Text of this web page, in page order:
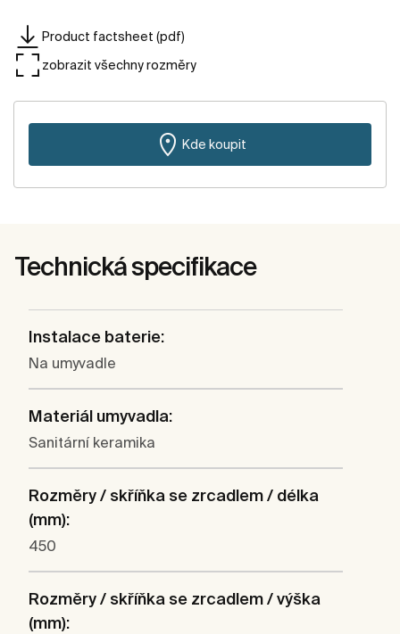
Product factsheet (pdf)
zobrazit všechny rozměry
Kde koupit
Technická specifikace
Instalace baterie:
Na umyvadle
Materiál umyvadla:
Sanitární keramika
Rozměry / skříňka se zrcadlem / délka
(mm):
450
Rozměry / skříňka se zrcadlem / výška
(mm):